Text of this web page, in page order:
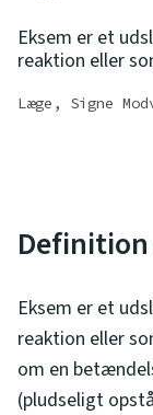
Eksem er et
reaktion eller
Læge, Signe
Eksem er et
reaktion eller
om en
(pludseligt